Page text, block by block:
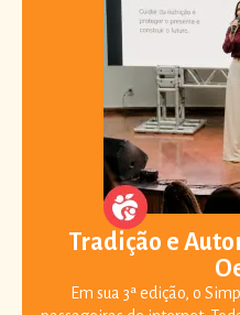
Tradição e
Em sua 3ª edição, o